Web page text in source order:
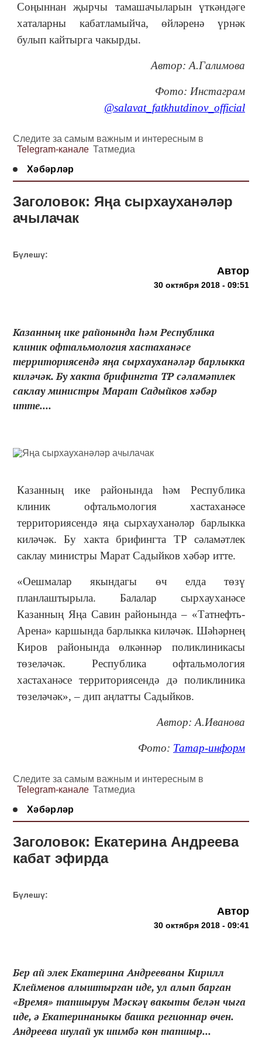
Соңыннан җырчы тамашачыларын үткәндәге
хаталарны кабатламыйча, өйләренә үрнәк
булып кайтырга чакырды.
Автор: А.Галимова
Фото: Инстаграм
@salavat_fatkhutdinov_official
Следите за самым важным и интересным в
Telegram-канале Татмедиа
Хәбәрләр
Заголовок: Яңа сырхауханәләр
ачылачак
Бүлешү:
Автор
30 октября 2018 - 09:51
Казанның ике районында һәм Республика
клиник офтальмология хастаханәсе
территориясендә яңа сырхауханәләр барлыкка
киләчәк. Бу хакта брифингта ТР сәламәтлек
саклау министры Марат Садыйков хәбәр
итте....
Казанның ике районында һәм Республика
клиник офтальмология хастаханәсе
территориясендә яңа сырхауханәләр барлыкка
киләчәк. Бу хакта брифингта ТР сәламәтлек
саклау министры Марат Садыйков хәбәр итте.
«Оешмалар якындагы өч елда төзү
планлаштырыла. Балалар сырхауханәсе
Казанның Яңа Савин районында– «Татнефть-
Арена» каршында барлыкка киләчәк. Шәһәрнең
Киров районында өлкәннәр поликлиникасы
төзеләчәк. Республика офтальмология
хастаханәсе территориясендә дә поликлиника
төзеләчәк»,– дип аңлатты Садыйков.
Автор: А.Иванова
Фото: Татар-информ
Следите за самым важным и интересным в
Telegram-канале Татмедиа
Хәбәрләр
Заголовок: Екатерина Андреева
кабат эфирда
Бүлешү:
Автор
30 октября 2018 - 09:41
Бер ай элек Екатерина Андрееваны Кирилл
Клейменов алыштырган иде, ул алып барган
«Время» тапшыруы Мәскәү вакыты белән чыга
иде, ә Екатеринаныкы башка регионнар өчен.
Андреева шулай ук шимбә көн тапшыр...